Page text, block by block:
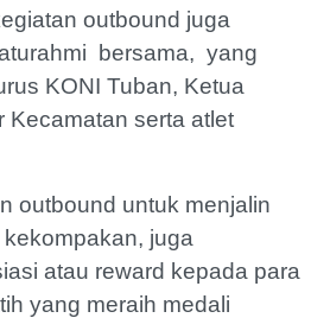
outbound juga
bersama, yang
KONI Tuban, Ketua
Kecamatan serta atlet
outbound untuk menjalin
juga
atau reward kepada para
yang meraih medali